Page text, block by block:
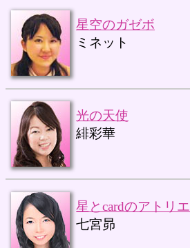
星空のガゼボ
ミネット
光の天使
緋彩華
星とcardのアトリエ
七宮昴